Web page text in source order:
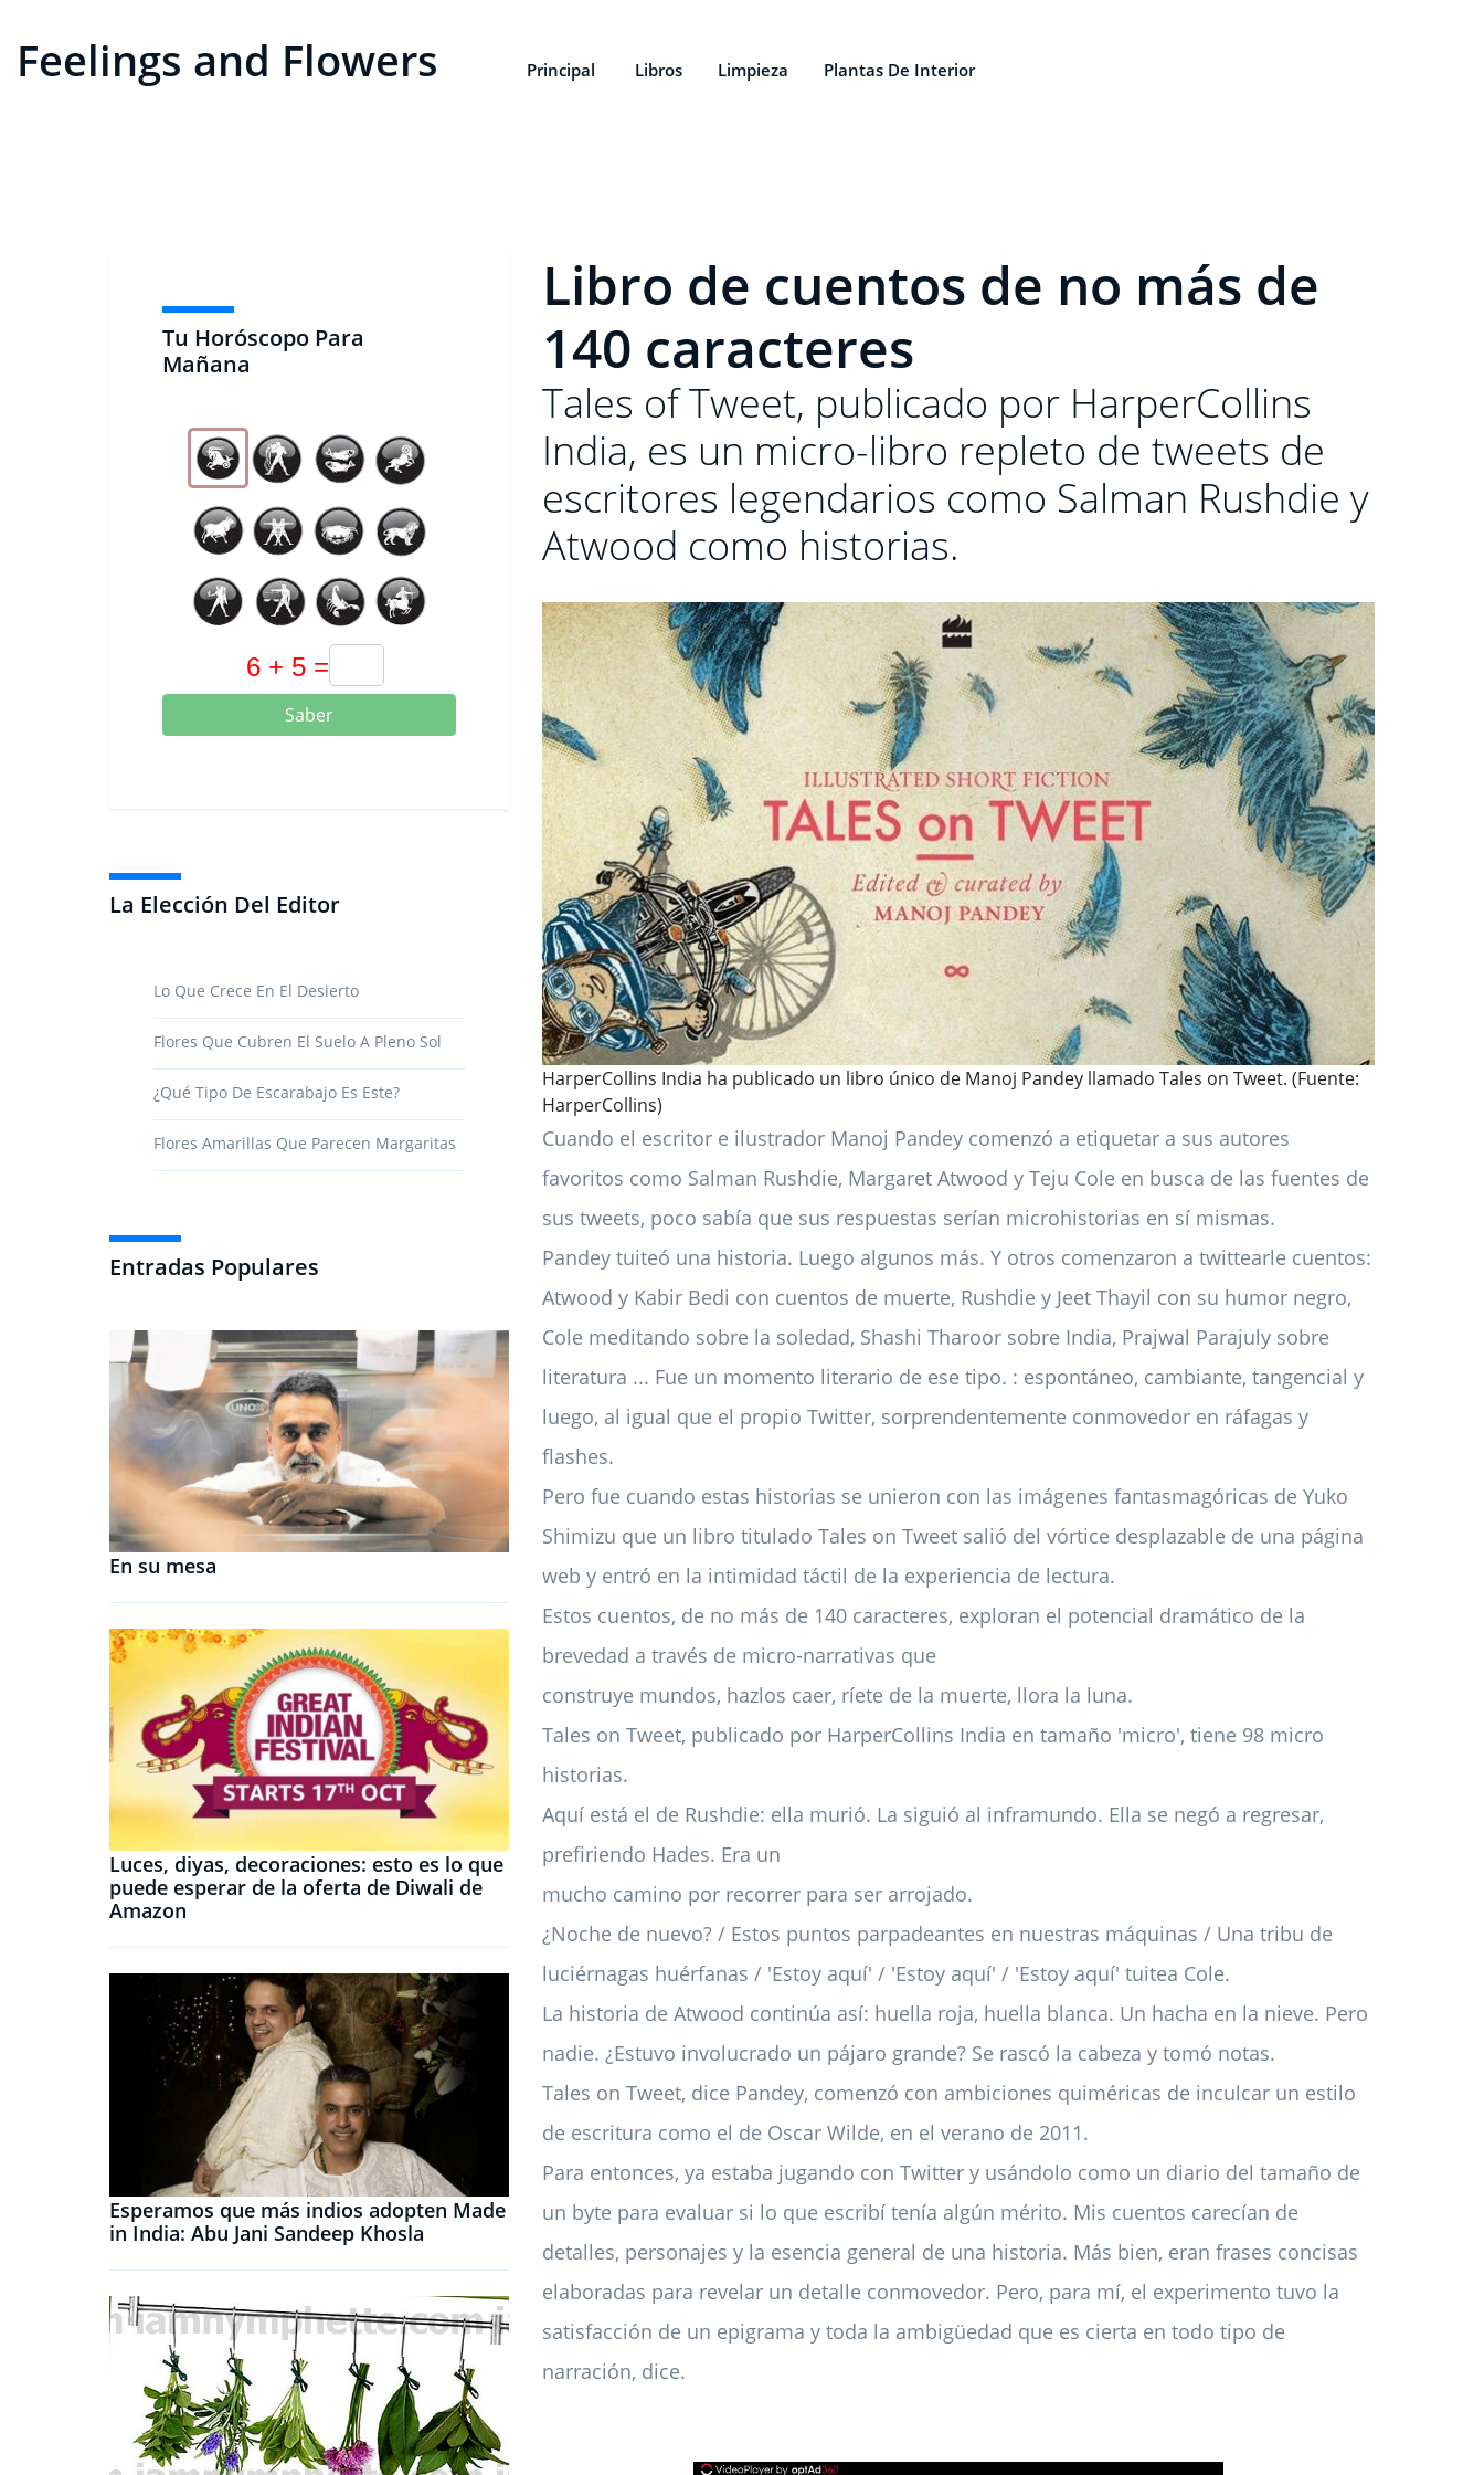
Feelings and Flowers Principal Libros Limpieza Plantas De Interior
Tu Horóscopo Para
Mañana
Saber
La Elección Del Editor
Lo Que Crece En El Desierto
Flores Que Cubren El Suelo A Pleno Sol
¿Qué Tipo De Escarabajo Es Este?
Flores Amarillas Que Parecen Margaritas
Entradas Populares
En su mesa
Luces, diyas, decoraciones: esto es lo que
puede esperar de la oferta de Diwali de
Amazon
Esperamos que más indios adopten Made
in India: Abu Jani Sandeep Khosla
Libro de cuentos de no más de
140 caracteres
Tales of Tweet, publicado por HarperCollins
India, es un micro-libro repleto de tweets de
escritores legendarios como Salman Rushdie y
Atwood como historias.
HarperCollins India ha publicado un libro único de Manoj Pandey llamado Tales on Tweet. (Fuente:
HarperCollins)
Cuando el escritor e ilustrador Manoj Pandey comenzó a etiquetar a sus autores
favoritos como Salman Rushdie, Margaret Atwood y Teju Cole en busca de las fuentes de
sus tweets, poco sabía que sus respuestas serían microhistorias en sí mismas.
Pandey tuiteó una historia. Luego algunos más. Y otros comenzaron a twittearle cuentos:
Atwood y Kabir Bedi con cuentos de muerte, Rushdie y Jeet Thayil con su humor negro,
Cole meditando sobre la soledad, Shashi Tharoor sobre India, Prajwal Parajuly sobre
literatura ... Fue un momento literario de ese tipo. : espontáneo, cambiante, tangencial y
luego, al igual que el propio Twitter, sorprendentemente conmovedor en ráfagas y
flashes.
Pero fue cuando estas historias se unieron con las imágenes fantasmagóricas de Yuko
Shimizu que un libro titulado Tales on Tweet salió del vórtice desplazable de una página
web y entró en la intimidad táctil de la experiencia de lectura.
Estos cuentos, de no más de 140 caracteres, exploran el potencial dramático de la
brevedad a través de micro-narrativas que
construye mundos, hazlos caer, ríete de la muerte, llora la luna.
Tales on Tweet, publicado por HarperCollins India en tamaño 'micro', tiene 98 micro
historias.
Aquí está el de Rushdie: ella murió. La siguió al inframundo. Ella se negó a regresar,
prefiriendo Hades. Era un
mucho camino por recorrer para ser arrojado.
¿Noche de nuevo? / Estos puntos parpadeantes en nuestras máquinas / Una tribu de
luciérnagas huérfanas / 'Estoy aquí' / 'Estoy aquí' / 'Estoy aquí' tuitea Cole.
La historia de Atwood continúa así: huella roja, huella blanca. Un hacha en la nieve. Pero
nadie. ¿Estuvo involucrado un pájaro grande? Se rascó la cabeza y tomó notas.
Tales on Tweet, dice Pandey, comenzó con ambiciones quiméricas de inculcar un estilo
de escritura como el de Oscar Wilde, en el verano de 2011.
Para entonces, ya estaba jugando con Twitter y usándolo como un diario del tamaño de
un byte para evaluar si lo que escribí tenía algún mérito. Mis cuentos carecían de
detalles, personajes y la esencia general de una historia. Más bien, eran frases concisas
elaboradas para revelar un detalle conmovedor. Pero, para mí, el experimento tuvo la
satisfacción de un epigrama y toda la ambigüedad que es cierta en todo tipo de
narración, dice.